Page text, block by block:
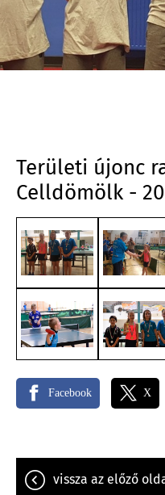
Területi újonc
Celldömölk -
Facebook X
vissza az előző